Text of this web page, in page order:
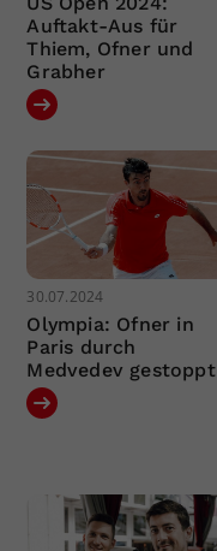
Auftakt-Aus für
Thiem, Ofner und
Grabher
30.07.2024
Olympia: Ofner in
Paris durch
Medvedev gestoppt